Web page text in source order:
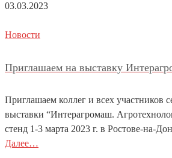
03.03.2023
Новости
Приглашаем на выставку
Приглашаем коллег и всех участников
выставки “Интерагромаш.
стенд 1-3 марта 2023 г. в Ростове-на-
Далее…